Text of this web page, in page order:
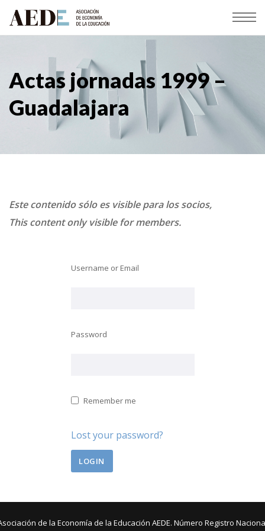
Actas jornadas 1999 –
Guadalajara
Este contenido sólo es visible para los socios,
This content only visible for members.
Username or Email
Password
Remember me
Lost your password?
de la Economía de la Educación AEDE. Número Registro